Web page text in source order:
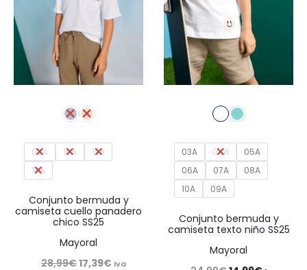
08A 10A
12A
14A
Conjunto bermuda y
camiseta cuello panadero
chico SS25
Mayoral
28,99€El
17,39€ El
Iva
03A 04A
05A
06A
07A
08A
10A
09A
Conjunto bermuda y
camiseta texto niño SS25
Mayoral